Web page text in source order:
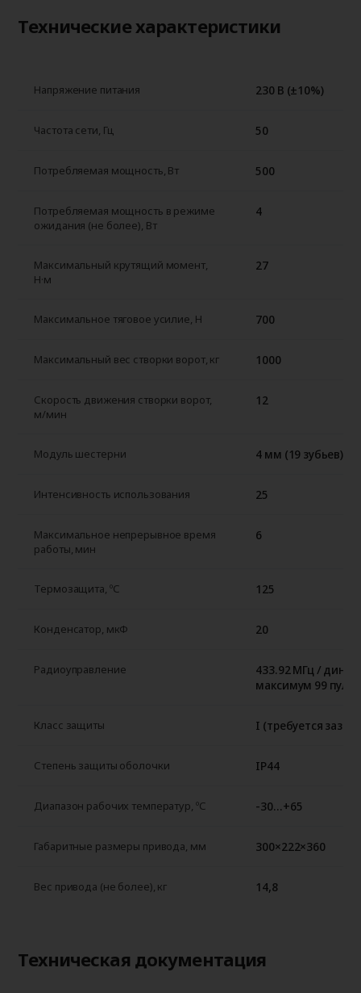
Технические характеристики
Напряжение питания 230 В (±10%)
Частота сети, Гц 50
Потребляемая мощность, Вт 500
Потребляемая мощность в режиме
ожидания (не более), Вт
4
Максимальный крутящий момент,
Н·м
27
Максимальное тяговое усилие, H 700
Максимальный вес створки ворот, кг 1000
Скорость движения створки ворот,
м/мин
12
Модуль шестерни 4 мм (19 зубьев)
Интенсивность использования 25
Максимальное непрерывное время
работы, мин
6
Термозащита, ºС 125
Конденсатор, мкФ 20
Радиоуправление
433.92 МГц /
максимум 99
Класс защиты I (требуется
Степень защиты оболочки IP44
Диапазон рабочих температур, ºС -30…+65
Габаритные размеры привода, мм 300×222×360
Вес привода (не более), кг 14,8
Техническая документация